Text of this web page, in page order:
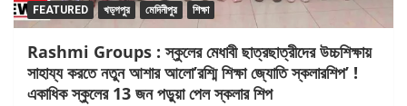
FEATURED খড়্গপুর মেদিনীপুর শিক্ষা
Rashmi Groups : স্কুলের মেধাবী ছাত্রছাত্রীদের উচ্চশিক্ষায়
সাহায্য করতে নতুন আশার আলো’রশ্মি শিক্ষা জ্যোতি স্কলারশিপ’ !
একাধিক স্কুলের 13 জন পড়ুয়া পেল স্কলার শিপ